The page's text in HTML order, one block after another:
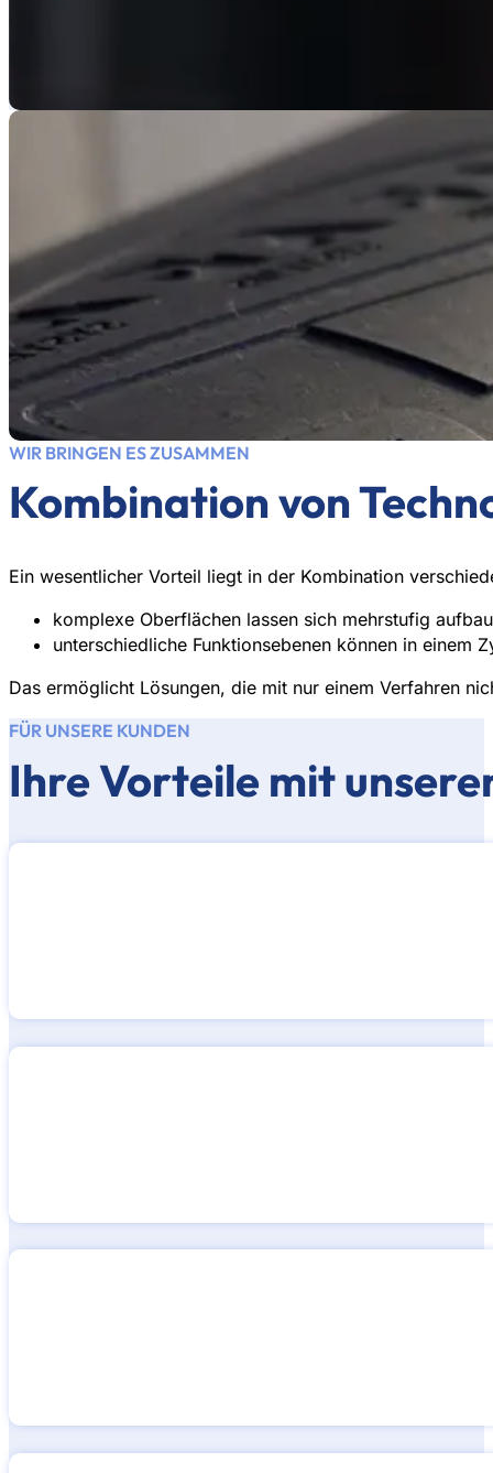
WIR BRINGEN ES ZUSAMMEN
Kombination von
Ein wesentlicher Vorteil liegt in der Kombination
komplexe Oberflächen lassen sich mehrstufig
unterschiedliche Funktionsebenen können in einem
Das ermöglicht Lösungen, die mit nur einem Verfahren
FÜR UNSERE KUNDEN
Ihre Vorteile mit